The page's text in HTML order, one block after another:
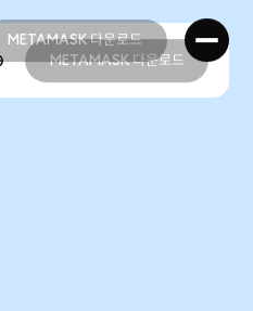
METAMASK 다운로드
METAMASK 다운로드
METAMASK 다운로드